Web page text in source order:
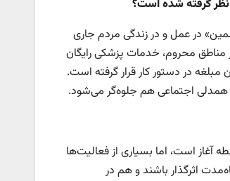
نظر گرفته شده است؟
در عمل و در زندگی مردم جاری
مناطق محروم، خدمات پزشکی رایگان
در دستور کار قرار گرفته است.
اجتماعی هم جلوه‌گر می‌شود.
است، اما بسیاری از فعالیت‌ها
اثرگذار باشند و هم در